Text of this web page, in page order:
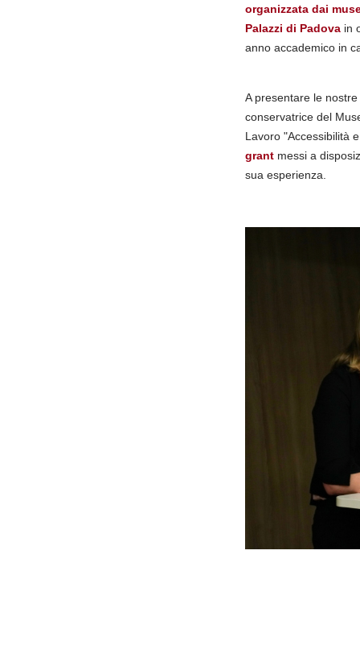
organizzata dai
Palazzi di Padova in
anno accademico in
A presentare le
conservatrice del
Lavoro "Accessibilità
grant messi a
sua esperienza.